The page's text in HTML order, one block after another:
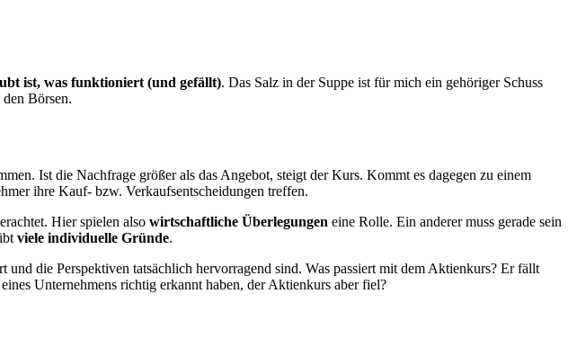
ist, was funktioniert (und gefällt). Das Salz in der Suppe ist für mich ein gehöriger Schuss
Börsen.
Ist die Nachfrage größer als das Angebot, steigt der Kurs. Kommt es dagegen zu einem
ihre Kauf- bzw. Verkaufsentscheidungen treffen.
Hier spielen also wirtschaftliche Überlegungen eine Rolle. Ein anderer muss gerade sein
viele individuelle Gründe.
die Perspektiven tatsächlich hervorragend sind. Was passiert mit dem Aktienkurs? Er fällt
Unternehmens richtig erkannt haben, der Aktienkurs aber fiel?